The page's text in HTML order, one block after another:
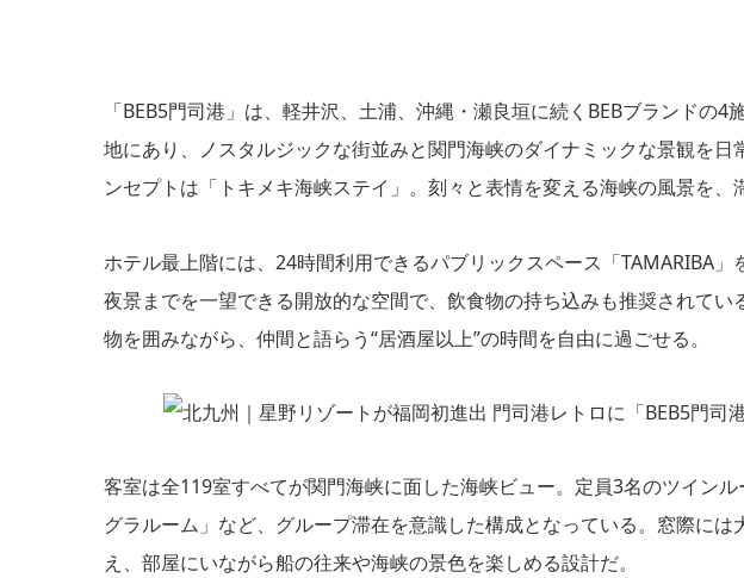
「BEB5門司港」は、軽井沢、土浦、沖縄・瀬良垣に続くBEBブランドの
地にあり、ノスタルジックな街並みと関門海峡のダイナミックな景観を日
ンセプトは「トキメキ海峡ステイ」。刻々と表情を変える海峡の風景を、
ホテル最上階には、24時間利用できるパブリックスペース「TAMARIBA
夜景までを一望できる開放的な空間で、飲食物の持ち込みも推奨されて
物を囲みながら、仲間と語らう“居酒屋以上”の時間を自由に過ごせる。
客室は全119室すべてが関門海峡に面した海峡ビュー。定員3名のツイン
グラルーム」など、グループ滞在を意識した構成となっている。窓際に
え、部屋にいながら船の往来や海峡の景色を楽しめる設計だ。